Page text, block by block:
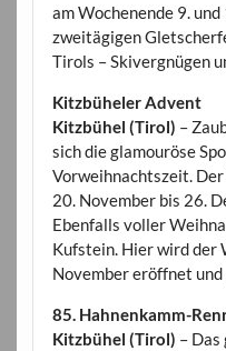
am Wochenende 9.
zweitägigen
Tirols – Skivergnügen
Kitzbüheler Advent
Kitzbühel (Tirol) –
sich die glamouröse
Vorweihnachtszeit.
20. November bis 26.
Ebenfalls voller
Kufstein. Hier wird der
November eröffnet und
85. Hahnenkamm-
Kitzbühel (Tirol) –